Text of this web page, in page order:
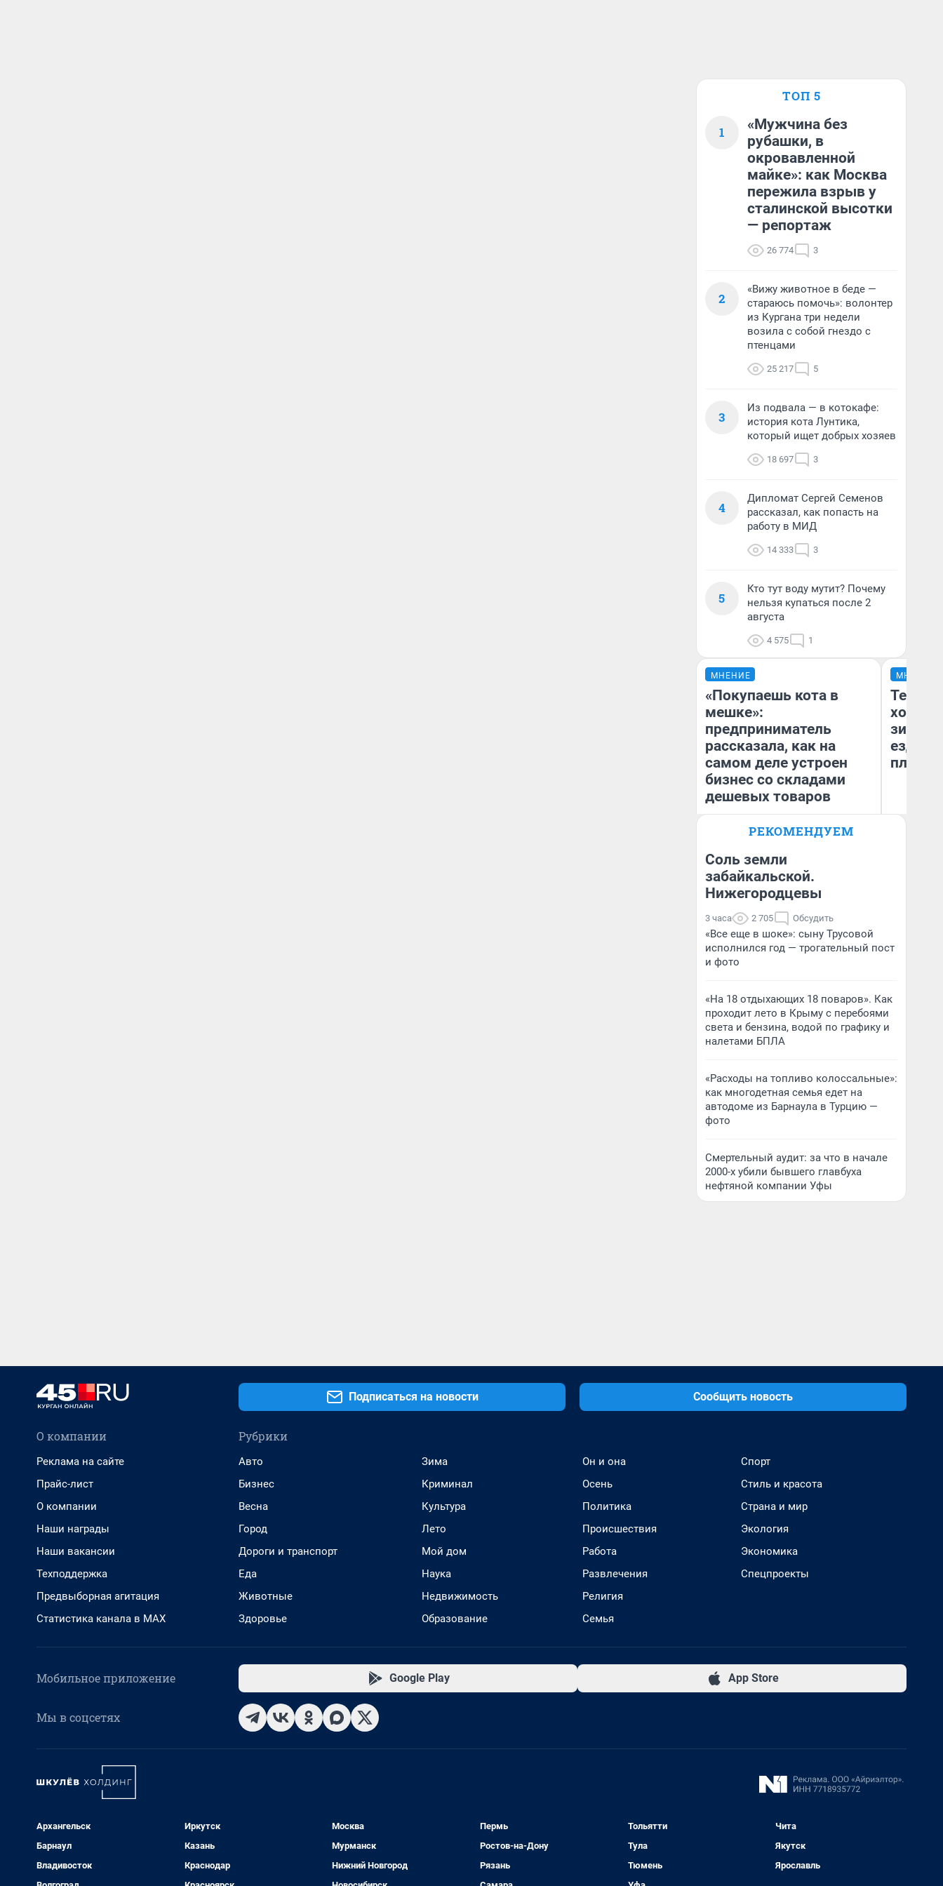
ТОП 5
1
«Мужчина без
рубашки, в
окровавленной
майке»: как Москва
пережила взрыв у
сталинской высотки
— репортаж
26 774 3
2
«Вижу животное в беде —
стараюсь помочь»: волонтер
из Кургана три недели
возила с собой гнездо с
птенцами
25 217 5
3
Из подвала — в котокафе:
история кота Лунтика,
который ищет добрых хозяев
18 697 3
4
Дипломат Сергей Семенов
рассказал, как попасть на
работу в МИД
14 333 3
5
Кто тут воду мутит? Почему
нельзя купаться после 2
августа
4 575 1
МНЕНИЕ
«Покупаешь кота в
мешке»:
предприниматель
рассказала, как на
самом деле устроен
бизнес со складами
дешевых товаров
Наталья Шорохова
деньги соцразвития
МНЕНИЕ
Тепло
зимой.
ездит
плюсы
РЕКОМЕНДУЕМ
Соль земли
забайкальской.
Нижегородцевы
3 часа 2 705 Обсудить
«Все еще в шоке»: сыну Трусовой
исполнился год — трогательный пост
и фото
«На 18 отдыхающих 18 поваров». Как
проходит лето в Крыму с перебоями
света и бензина, водой по графику и
налетами БПЛА
«Расходы на топливо колоссальные»:
как многодетная семья едет на
автодоме из Барнаула в Турцию —
фото
Смертельный аудит: за что в начале
2000-х убили бывшего главбуха
нефтяной компании Уфы
Подписаться на новости Сообщить новость
О компании
Реклама на сайте
Прайс-лист
О компании
Наши награды
Наши вакансии
Техподдержка
Предвыборная агитация
Статистика канала в MAX
Рубрики
Авто
Бизнес
Весна
Город
Дороги и транспорт
Еда
Животные
Здоровье
Зима
Криминал
Культура
Лето
Мой дом
Наука
Недвижимость
Образование
Он и она
Осень
Политика
Происшествия
Работа
Развлечения
Религия
Семья
Спорт
Стиль и красота
Страна и мир
Экология
Экономика
Спецпроекты
Мобильное приложение Google Play App Store
Мы в соцсетях
Архангельск
Барнаул
Владивосток
Иркутск
Казань
Краснодар
Москва
Мурманск
Нижний Новгород
Пермь
Ростов-на-Дону
Рязань
Тольятти
Тула
Тюмень
Чита
Якутск
Ярославль